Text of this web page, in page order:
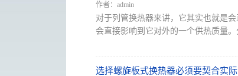
作者：admin
对于列管换热器来讲，它其实也就是
会直接影响到它对外的一个供热质量
选择螺旋板式换热器必须要契合实